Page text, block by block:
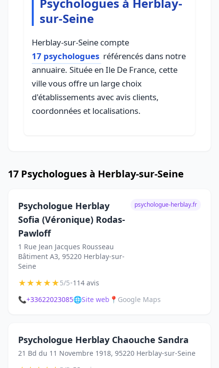
sur-Seine
Herblay-sur-Seine compte
17 psychologues référencés dans notre
annuaire. Située en Ile De France, cette
ville vous offre un large choix
d'établissements avec avis clients,
coordonnées et localisations.
17 Psychologues à Herblay-sur-Seine
Psychologue Herblay
Sofia (Véronique) Rodas-
Pawloff
1 Rue Jean Jacques Rousseau
Bâtiment A3, 95220 Herblay-sur-
Seine
psychologue-herblay.fr
★★★★★5/5•114 avis
📞+33622023085🌐Site web 📍 Google Maps
Psychologue Herblay Chaouche Sandra
21 Bd du 11 Novembre 1918, 95220 Herblay-sur-Seine